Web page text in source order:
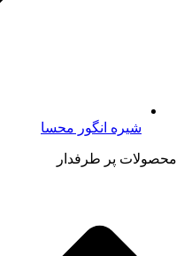
شیره انگور محسا
محصولات پر طرفدار